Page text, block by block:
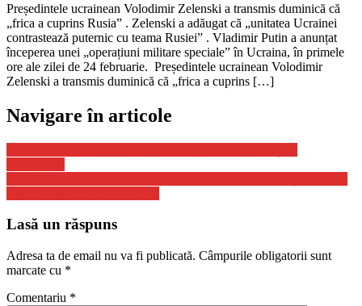
Președintele ucrainean Volodimir Zelenski a transmis duminică că
„frica a cuprins Rusia” . Zelenski a adăugat că „unitatea Ucrainei
contrastează puternic cu teama Rusiei” . Vladimir Putin a anunțat
începerea unei „operațiuni militare speciale” în Ucraina, în primele
ore ale zilei de 24 februarie. Președintele ucrainean Volodimir
Zelenski a transmis duminică că „frica a cuprins […]
Navigare în articole
Lasă un răspuns
Adresa ta de email nu va fi publicată. Câmpurile obligatorii sunt
marcate cu *
Comentariu *